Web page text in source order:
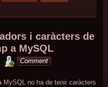
i caràcters de
a MySQL
minterior
Comment
MySQL no ha de tenir caràcters